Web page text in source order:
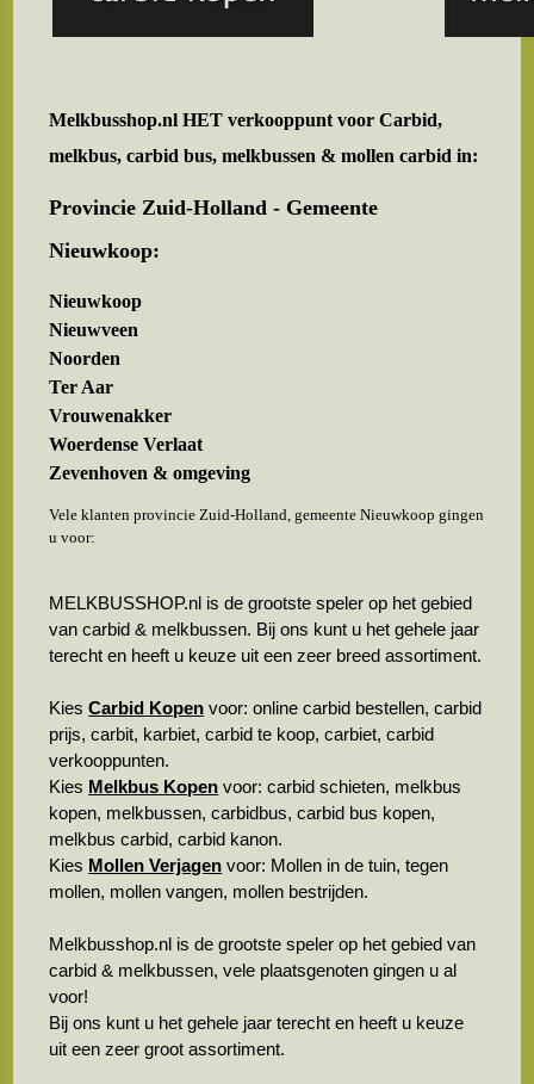
Melkbusshop.nl HET verkooppunt voorCarbid,
melkbus, carbid bus, melkbussen & mollen carbid in:
Provincie Zuid-Holland - Gemeente
Nieuwkoop:
Nieuwkoop
Nieuwveen
Noorden
Ter Aar
Vrouwenakker
Woerdense Verlaat
Zevenhoven & omgeving
Vele klanten provincie Zuid-Holland, gemeente Nieuwkoop gingen
u voor:
MELKBUSSHOP.nl is de grootste speler op het gebied
van carbid & melkbussen. Bij ons kunt u het gehele jaar
terecht en heeft u keuze uit een zeer breed assortiment.
KiesCarbid Kopen voor: online carbid bestellen, carbid
prijs, carbit, karbiet, carbid te koop, carbiet, carbid
verkooppunten.
Kies Melkbus Kopen voor: carbid schieten, melkbus
kopen, melkbussen, carbidbus, carbid bus kopen,
melkbus carbid, carbid kanon.
Kies Mollen Verjagen voor: Mollen in de tuin, tegen
mollen, mollen vangen, mollen bestrijden.
Melkbusshop.nl is de grootste speler op het gebied van
carbid & melkbussen, vele plaatsgenoten gingen u al
voor!
Bij ons kunt u het gehele jaar terecht en heeft u keuze
uit een zeer groot assortiment.